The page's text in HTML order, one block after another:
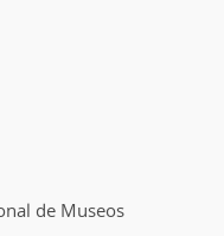
de Museos